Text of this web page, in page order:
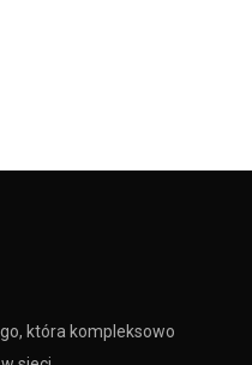
która kompleksowo